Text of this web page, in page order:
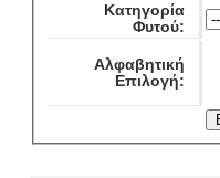
Κατηγορία
Φυτού:
Αλφαβητική
Επιλογή: